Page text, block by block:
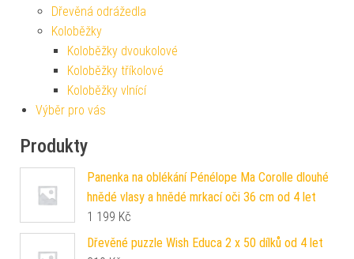
Dřevěná odrážedla
Koloběžky
Koloběžky dvoukolové
Koloběžky tříkolové
Koloběžky vlnící
Výběr pro vás
Produkty
Panenka na oblékání Pénélope Ma Corolle dlouhé
hnědé vlasy a hnědé mrkací oči 36 cm od 4 let
1 199 Kč
Dřevěné puzzle Wish Educa 2 x 50 dílků od 4 let